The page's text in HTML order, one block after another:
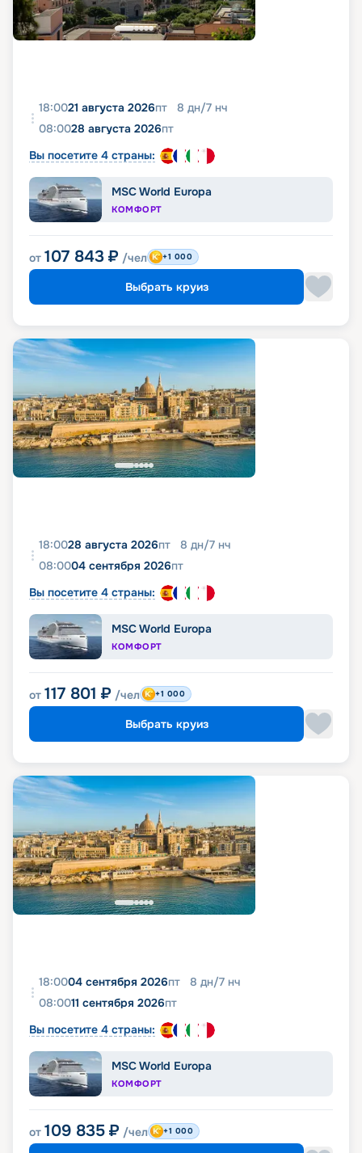
18:0021 августа 2026пт 8 дн/7 нч
08:0028 августа 2026пт
Вы посетите 4 страны:
MSC World Europa
КОМФОРТ
от 107 843 ₽ /чел +1 000
Выбрать круиз
18:0028 августа 2026пт 8 дн/7 нч
08:0004 сентября 2026пт
Вы посетите 4 страны:
MSC World Europa
КОМФОРТ
от 117 801 ₽ /чел +1 000
Выбрать круиз
18:0004 сентября 2026пт 8 дн/7 нч
08:0011 сентября 2026пт
Вы посетите 4 страны:
MSC World Europa
КОМФОРТ
от 109 835 ₽ /чел +1 000